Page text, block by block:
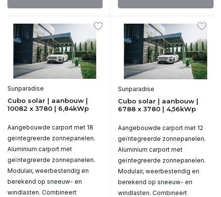
Sunparadise
Cubo solar | aanbouw |
10082 x 3780 | 6,84kWp
Aangebouwde carport met 18
geïntegreerde zonnepanelen.
Aluminium carport met
geïntegreerde zonnepanelen.
Modulair, weerbestendig en
berekend op sneeuw- en
windlasten. Combineert
Sunparadise
Cubo solar | aanbouw |
6788 x 3780 | 4,56kWp
Aangebouwde carport met 12
geïntegreerde zonnepanelen.
Aluminium carport met
geïntegreerde zonnepanelen.
Modulair, weerbestendig en
berekend op sneeuw- en
windlasten. Combineert